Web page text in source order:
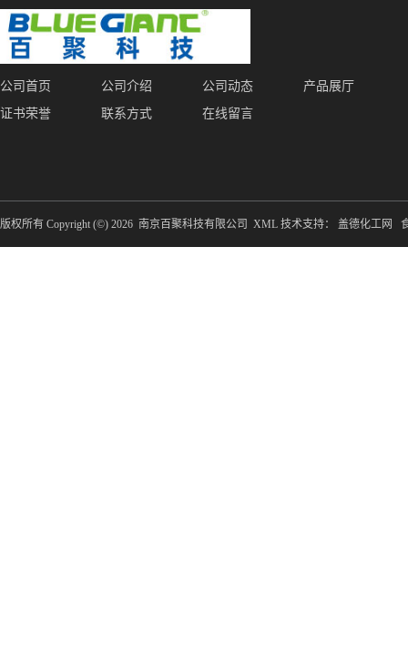
公司首页 公司介绍 公司动态
产品展厅
证书荣誉
联系方式 在线留言
版权所有 Copyright (©) 2026 南京百聚科技有限公司 XML 技术支持： 盖德化工网